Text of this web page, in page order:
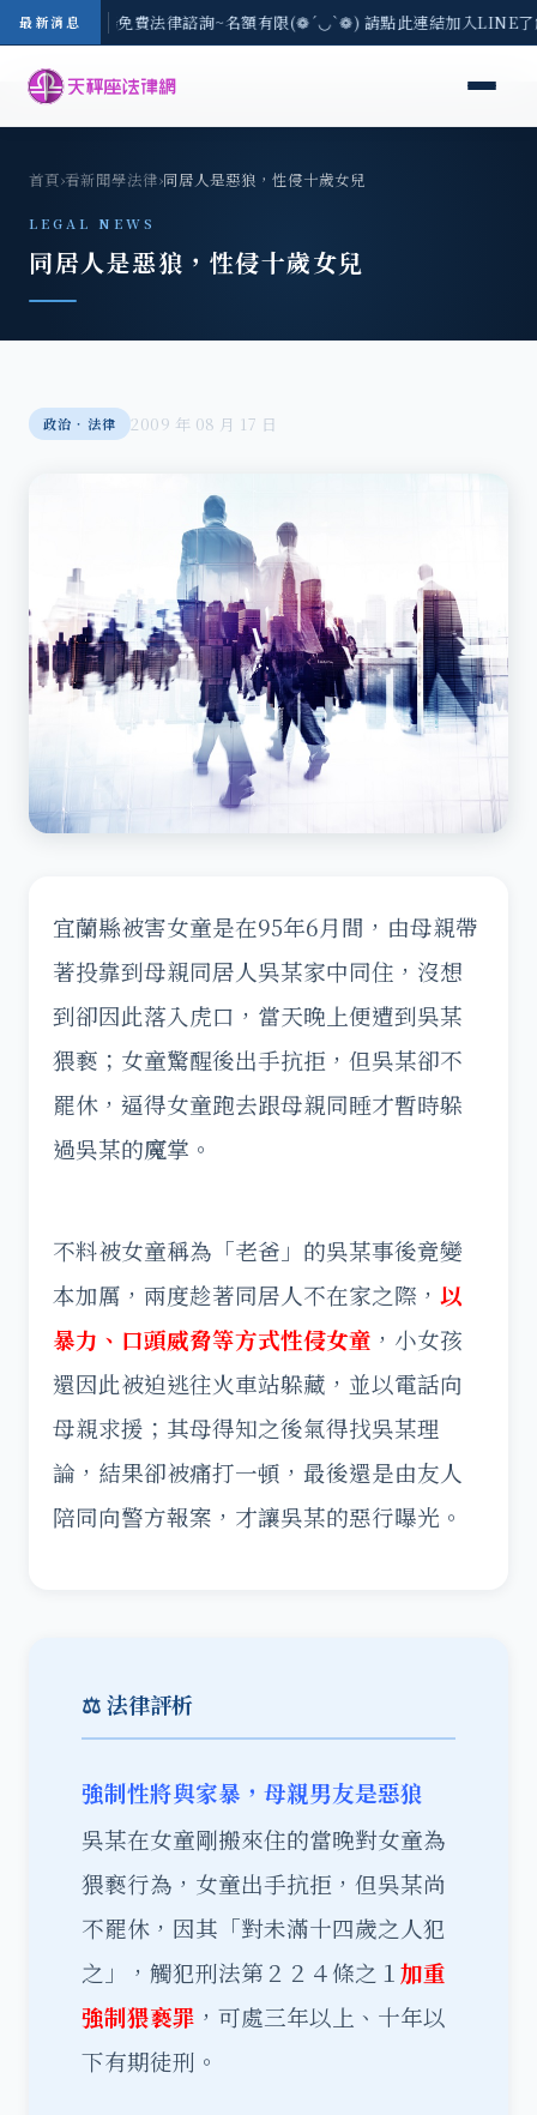
最新消息
-8/3(一) 現場免費法律諮詢~名額有限(❁´◡`❁) 請點此連結加入LINE
首頁›看新聞學法律›同居人是惡狼，性侵十歲女兒
LEGAL NEWS
同居人是惡狼，性侵十歲女兒
政治‧法律 2009 年 08 月 17 日
宜蘭縣被害女童是在95年6月間，由母親帶
著投靠到母親同居人吳某家中同住，沒想
到卻因此落入虎口，當天晚上便遭到吳某
猥褻；女童驚醒後出手抗拒，但吳某卻不
罷休，逼得女童跑去跟母親同睡才暫時躲
過吳某的魔掌。
不料被女童稱為「老爸」的吳某事後竟變
本加厲，兩度趁著同居人不在家之際， 以
暴力、口頭威脅等方式性侵女童 ，小女孩
還因此被迫逃往火車站躲藏，並以電話向
母親求援；其母得知之後氣得找吳某理
論，結果卻被痛打一頓，最後還是由友人
陪同向警方報案，才讓吳某的惡行曝光。
⚖️ 法律評析
強制性將與家暴，母親男友是惡狼
吳某在女童剛搬來住的當晚對女童為
猥褻行為，女童出手抗拒，但吳某尚
不罷休，因其「對未滿十四歲之人犯
之」，觸犯刑法第２２４條之１ 加重
強制猥褻罪 ，可處三年以上、十年以
下有期徒刑。